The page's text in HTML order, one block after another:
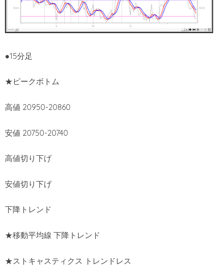
●15分足
★ピークボトム
高値 20950-20860
安値 20750-20740
高値切り下げ
安値切り下げ
下降トレンド
★移動平均線 下降トレンド
★ストキャスティクス トレンドレス